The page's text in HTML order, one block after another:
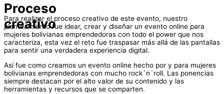
Proceso
creativo
Para realizar el proceso creativo de este evento, nuestro
planteamiento fue idear, crear y diseñar un evento online para
mujeres bolivianas emprendedoras con todo el power que nos
caracteriza, esta vez el reto fue traspasar más allá de las pantallas
para sentir una verdadera experiencia digital.
Así fue como creamos un evento online hecho por y para mujeres
bolivianas emprendedoras con mucho rock´n´roll. Las ponencias
siempre destacan por el alto valor de su contenido y las
herramientas y recursos que se comparten.